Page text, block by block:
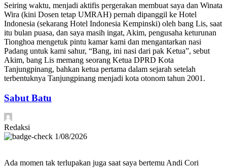
Seiring waktu, menjadi aktifis pergerakan membuat saya dan Winata
Wira (kini Dosen tetap UMRAH) pernah dipanggil ke Hotel
Indonesia (sekarang Hotel Indonesia Kempinski) oleh bang Lis, saat
itu bulan puasa, dan saya masih ingat, Akim, pengusaha keturunan
Tionghoa mengetuk pintu kamar kami dan mengantarkan nasi
Padang untuk kami sahur, “Bang, ini nasi dari pak Ketua”, sebut
Akim, bang Lis memang seorang Ketua DPRD Kota
Tanjungpinang, bahkan ketua pertama dalam sejarah setelah
terbentuknya Tanjungpinang menjadi kota otonom tahun 2001.
Sabut Batu
Redaksi
1/08/2026
Ada momen tak terlupakan juga saat saya bertemu Andi Cori